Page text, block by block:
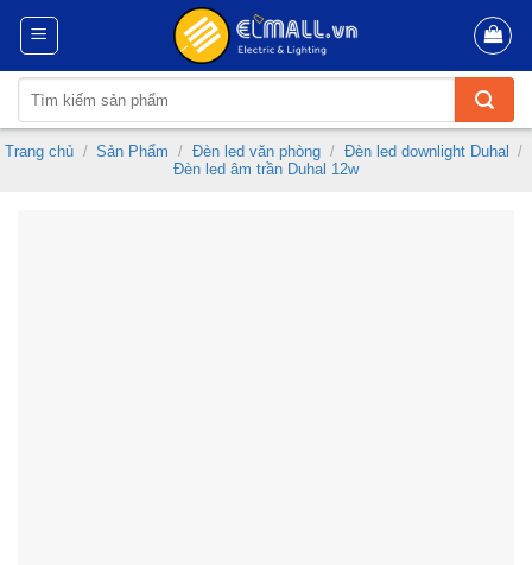
Skip
content
kiếm:
Trang chủ / Sản Phẩm / Đèn led văn phòng / Đèn led downlight Duhal
/
Đèn led âm trần Duhal 12w